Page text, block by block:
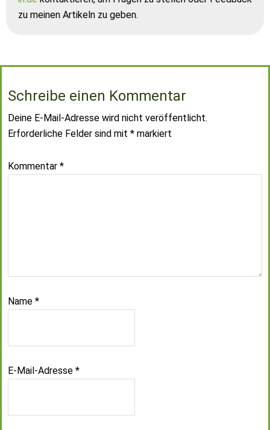
zu meinen Artikeln zu geben.
Schreibe einen Kommentar
Deine E-Mail-Adresse wird nicht veröffentlicht.
Erforderliche Felder sind mit * markiert
Kommentar *
Name *
E-Mail-Adresse *